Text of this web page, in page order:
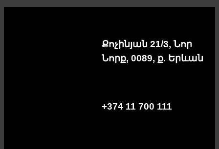
Քոչինյան 21/3, Նոր
Նորք, 0089, ք. Երևան
+374 11 700 111